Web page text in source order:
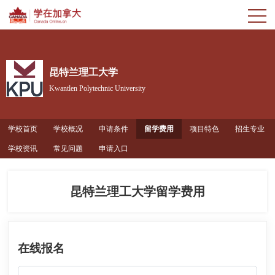
昆特兰理工大学
Kwantlen Polytechnic University
学校首页 学校概况 申请条件 留学费用 项目特色 招生专业
学校资讯 常见问题 申请入口
昆特兰理工大学留学费用
在线报名